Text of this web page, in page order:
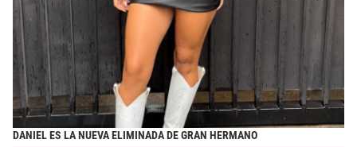
DANIEL ES LA NUEVA ELIMINADA DE GRAN HERMANO